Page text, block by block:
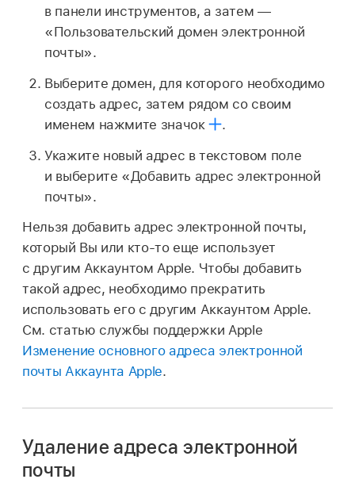
в панели инструментов, а затем —
«Пользовательский домен электронной
почты».
Выберите домен, для которого необходимо
создать адрес, затем рядом со своим
именем нажмите значок
.
Укажите новый адрес в текстовом поле
и выберите «Добавить адрес электронной
почты».
Нельзя добавить адрес электронной почты,
который Вы или кто-то еще использует
с другим Аккаунтом Apple. Чтобы добавить
такой адрес, необходимо прекратить
использовать его с другим Аккаунтом Apple.
См. статью службы поддержки Apple
Изменение основного адреса электронной
почты Аккаунта Apple.
Удаление адреса электронной
почты